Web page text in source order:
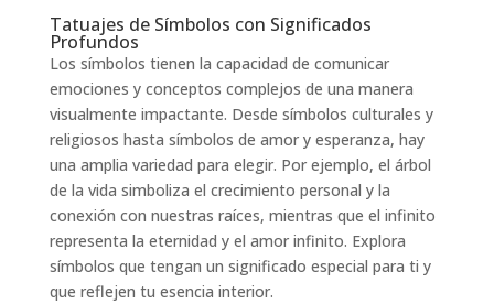
Tatuajes de Símbolos con Significados
Profundos
Los símbolos tienen la capacidad de comunicar
emociones y conceptos complejos de una manera
visualmente impactante. Desde símbolos culturales y
religiosos hasta símbolos de amor y esperanza, hay
una amplia variedad para elegir. Por ejemplo, el árbol
de la vida simboliza el crecimiento personal y la
conexión con nuestras raíces, mientras que el infinito
representa la eternidad y el amor infinito. Explora
símbolos que tengan un significado especial para ti y
que reflejen tu esencia interior.